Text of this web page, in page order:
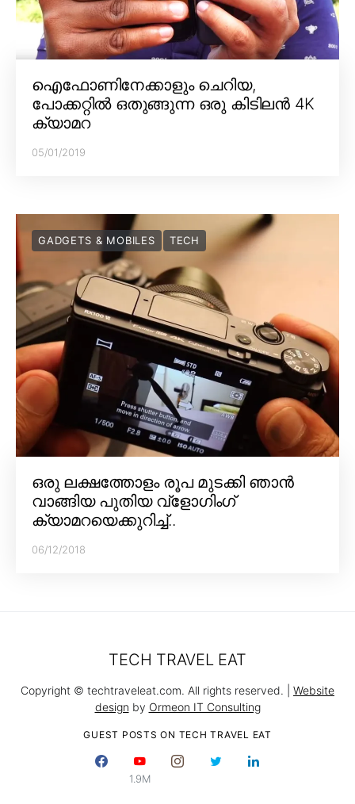
ഐഫോണിനേക്കാളും ചെറിയ,
പോക്കറ്റിൽ ഒതുങ്ങുന്ന ഒരു കിടിലൻ 4K
ക്യാമറ
05/01/2019
GADGETS & MOBILES TECH
ഒരു ലക്ഷത്തോളം രൂപ മുടക്കി ഞാൻ
വാങ്ങിയ പുതിയ വ്‌ളോഗിംഗ്
ക്യാമറയെക്കുറിച്ച്..
06/12/2018
GUEST POSTS ON TECH TRAVEL EAT
1.9M
TECH TRAVEL EAT
Copyright © techtraveleat.com. All rights reserved. | Website
design by Ormeon IT Consulting